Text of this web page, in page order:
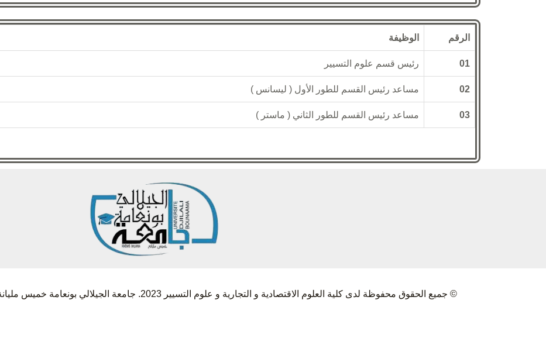
الرقم الوظيفة
01 رئيس قسم علوم التسيير
02 مساعد رئيس القسم للطور الأول ( ليسانس )
03 مساعد رئيس القسم للطور الثاني ( ماستر )
© جميع الحقوق محفوظة لدى كلية العلوم الاقتصادية و التجارية و علوم التسيير 2023. جامعة الجيلالي بونعامة خميس مليانة